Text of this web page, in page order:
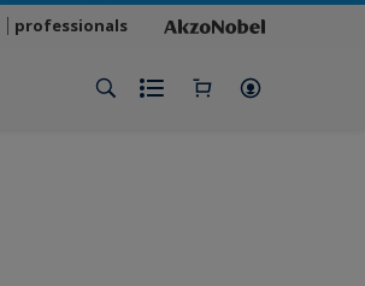
professionals